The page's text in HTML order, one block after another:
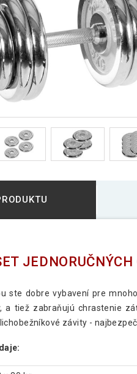
ste dobre vybavení pre
a tiež zabraňujú chrastenie
závity -